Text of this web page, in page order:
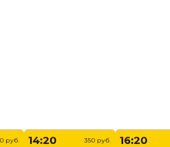
руб.
14:20
350 руб.
16:20